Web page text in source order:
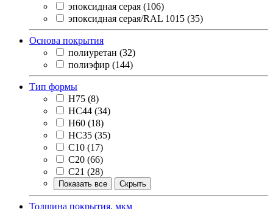
эпоксидная серая (106)
эпоксидная серая/RAL 1015 (35)
Основа покрытия
полиуретан (32)
полиэфир (144)
Тип формы
H75 (8)
HC44 (34)
Н60 (18)
НС35 (35)
С10 (17)
С20 (66)
С21 (28)
Показать все Скрыть
Толщина покрытия, мкм